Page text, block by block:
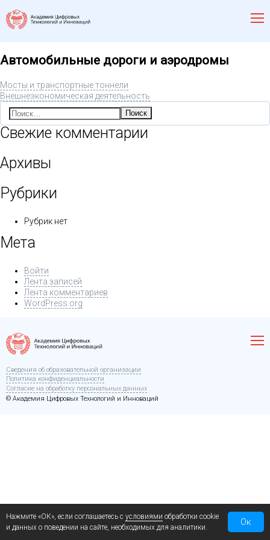
Автомобильные дороги и аэродромы
Мосты и транспортные тоннели
Внешнеэкономическая деятельность
Найти:
Свежие комментарии
Архивы
Рубрики
Рубрик нет
Мета
Войти
Лента записей
Лента комментариев
WordPress.org
Сведения об образовательной организации
Политика конфиденциальности
Согласие на обработку персональных данных
© Академия Цифровых Технологий и Инноваций
Нажмите «ОК», если соглашаетесь с условиями обработки cookie
и данных о поведении на сайте, необходимых для аналитики.
Ок